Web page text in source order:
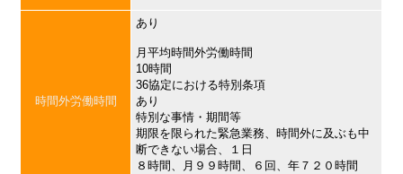
時間外労働時間
あり
月平均時間外労働時間
10時間
36協定における特別条項
あり
特別な事情・期間等
期限を限られた緊急業務、時間外に及ぶも中
断できない場合、１日
８時間、月９９時間、６回、年７２０時間